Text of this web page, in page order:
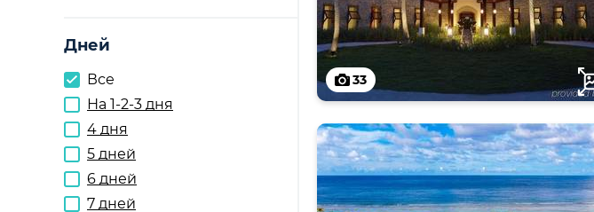
Дней
Все
На 1-2-3 дня
4 дня
5 дней
6 дней
7 дней
33